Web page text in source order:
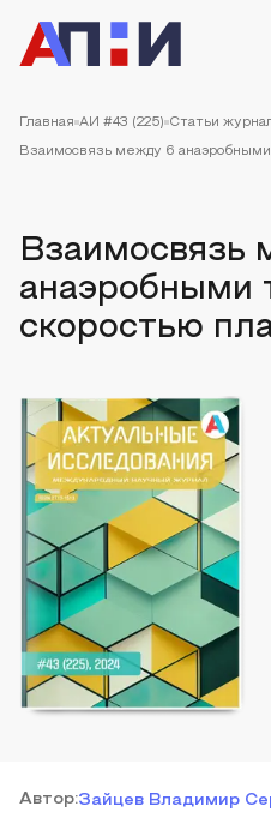
Главная АИ #43 (225) Статьи
Взаимосвязь между 6
Взаимосвязь
анаэробными
скоростью
Автор:Зайцев Владимир